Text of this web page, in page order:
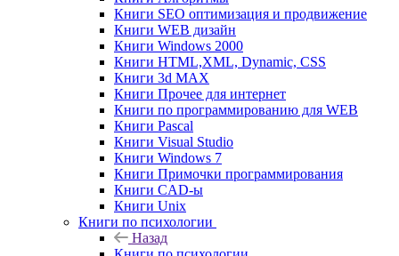
Книги SEO оптимизация и продвижение
Книги WEB дизайн
Книги Windows 2000
Книги HTML,XML, Dynamic, CSS
Книги 3d MAX
Книги Прочее для интернет
Книги по программированию для WEB
Книги Pascal
Книги Visual Studio
Книги Windows 7
Книги Примочки программирования
Книги CAD-ы
Книги Unix
Книги по психологии
Назад